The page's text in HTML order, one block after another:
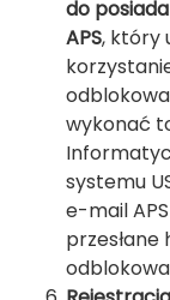
do
APS, który
wykonać
systemu
e-mail
przesłane